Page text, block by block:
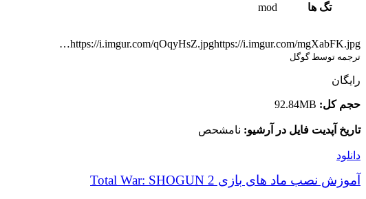
تگ ها mod
https://i.imgur.com/qOqyHsZ.jpghttps://i.imgur.com/mgXabFK.jpg…
ترجمه توسط گوگل
رایگان
حجم کل: 92.84MB
تاریخ آپدیت فایل در آرشیو: نامشحص
دانلود
آموزش نصب ماد های بازی Total War: SHOGUN 2